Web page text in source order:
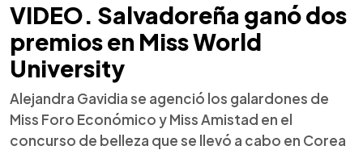
VIDEO. Salvadoreña ganó dos
premios en Miss World
University
Alejandra Gavidia se agenció los galardones de
Miss Foro Económico y Miss Amistad en el
concurso de belleza que se llevó a cabo en Corea